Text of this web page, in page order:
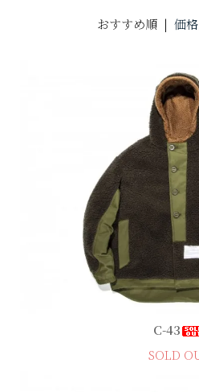
おすすめ順 | 価
C-43
SOLD